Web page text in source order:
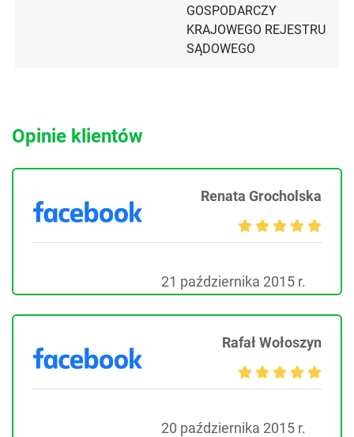
GOSPODARCZY
KRAJOWEGO REJESTRU
SĄDOWEGO
Opinie klientów
Renata Grocholska
21 października 2015 r.
Rafał Wołoszyn
20 października 2015 r.